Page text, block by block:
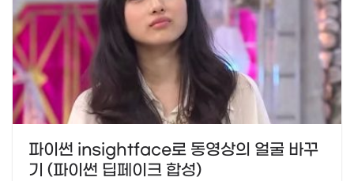
파이썬 insightface로 동영상의 얼굴 바꾸
기 (파이썬 딥페이크 합성)